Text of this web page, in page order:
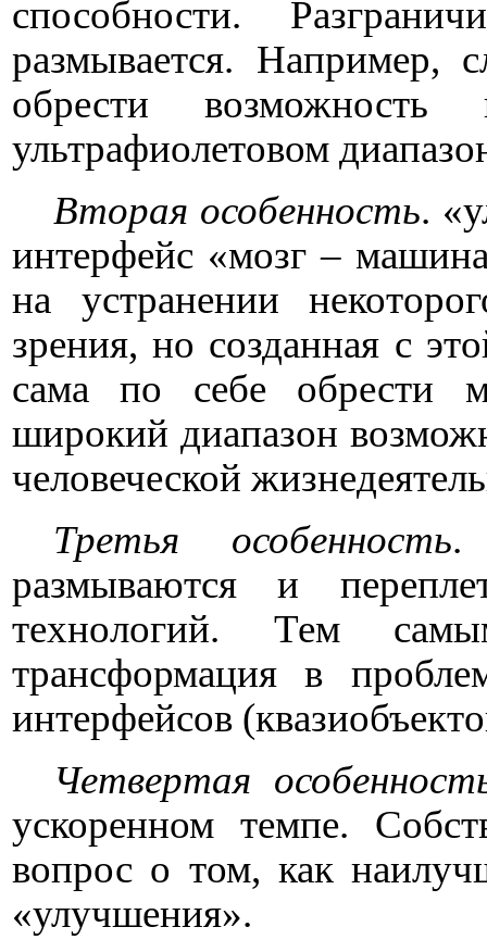
способности.
размывается. Например,
обрести
ультрафиолетовом
Вторая особенность.
интерфейс «мозг –
на устранении
зрения, но созданная с
сама по себе обрести
широкий диапазон
человеческой
Третья особенность.
размываются и
технологий. Тем
трансформация в
интерфейсов
Четвертая
ускоренном темпе.
вопрос о том, как
«улучшения».